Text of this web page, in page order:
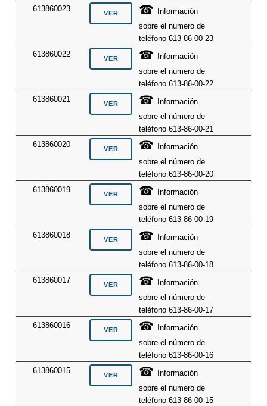
613860023
☎
Información
sobre el número de
teléfono 613-86-00-23
613860022
☎
Información
sobre el número de
teléfono 613-86-00-22
613860021
☎
Información
sobre el número de
teléfono 613-86-00-21
613860020
☎
Información
sobre el número de
teléfono 613-86-00-20
613860019
☎
Información
sobre el número de
teléfono 613-86-00-19
613860018
☎
Información
sobre el número de
teléfono 613-86-00-18
613860017
☎
Información
sobre el número de
teléfono 613-86-00-17
613860016
☎
Información
sobre el número de
teléfono 613-86-00-16
613860015
☎
Información
sobre el número de
teléfono 613-86-00-15